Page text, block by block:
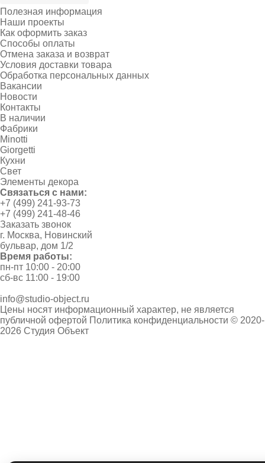
Полезная информация
Наши проекты
Как оформить заказ
Способы оплаты
Отмена заказа и возврат
Условия доставки товара
Обработка персональных данных
Вакансии
Новости
Контакты
В наличии
Фабрики
Minotti
Giorgetti
Кухни
Свет
Элементы декора
Связаться с нами:
+7 (499) 241-93-73
+7 (499) 241-48-46
Заказать звонок
г. Москва, Новинский
бульвар, дом 1/2
Время работы:
пн-пт 10:00 - 20:00
сб-вс 11:00 - 19:00
info@studio-object.ru
Цены носят информационный характер, не является
публичной офертой Политика конфиденциальности © 2020-
2026 Студия Объект